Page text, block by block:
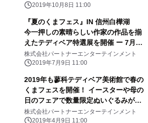
開催しますー
2019年10月8日 11:00
『夏のくまフェス』IN 信州白樺湖
今一押しの素晴らしい作家の作品を揃
えたテディベア特選展を開催 ー 7月11
日～8月31日まで蓼科テディベア美術
館にて ー
株式会社パートナーエンターテインメント
2019年7月9日 11:00
2019年も蓼科テディベア美術館で春の
くまフェスを開催！ イースターや母の
日のフェアで数量限定ぬいぐるみが登
場
株式会社パートナーエンターテインメント
2019年4月9日 11:00